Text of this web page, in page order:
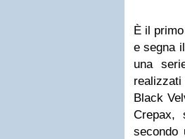
È il
e segna
una
realizzati
Black
Crepax,
secondo